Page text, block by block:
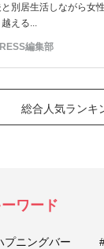
と別居生活しながら女
越える...
編集部
総合人気ランキ
ワード
プニングバー